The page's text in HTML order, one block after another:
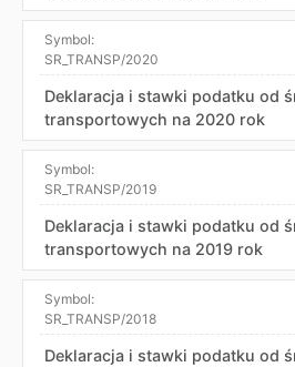
Symbol:
SR_TRANSP/2020
Deklaracja i stawki podatku od
transportowych na 2020 rok
Symbol:
SR_TRANSP/2019
Deklaracja i stawki podatku od
transportowych na 2019 rok
Symbol:
SR_TRANSP/2018
Deklaracja i stawki podatku od